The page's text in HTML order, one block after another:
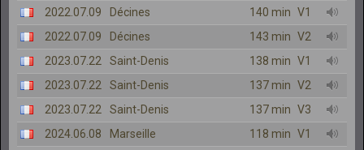
2022.07.09
Décines 140 min V1
2022.07.09
Décines 143 min V2
2023.07.22
Saint-Denis 138 min V1
2023.07.22
Saint-Denis 137 min V2
2023.07.22
Saint-Denis 137 min V3
2024.06.08
Marseille 118 min V1